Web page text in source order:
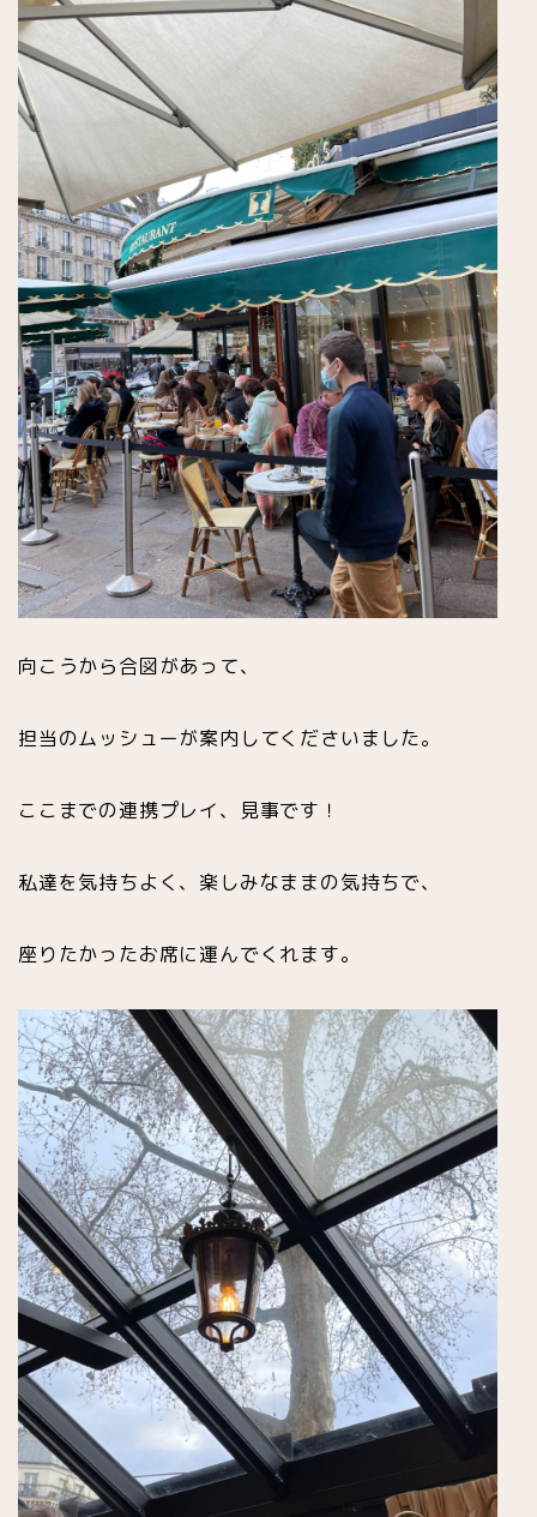
向こうから合図があって、
担当のムッシューが案内してくださいました。
ここまでの連携プレイ、見事です！
私達を気持ちよく、楽しみなままの気持ちで、
座りたかったお席に運んでくれます。